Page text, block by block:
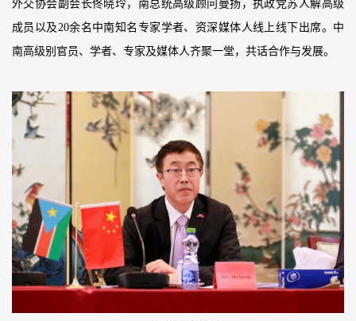
外交协会副会长佟晓玲，南总统高级顾问曼扬，执政党苏人解高级
成员以及20余名中南知名专家学者、资深媒体人线上线下出席。中
南高级别官员、学者、专家及媒体人齐聚一堂，共话合作与发展。